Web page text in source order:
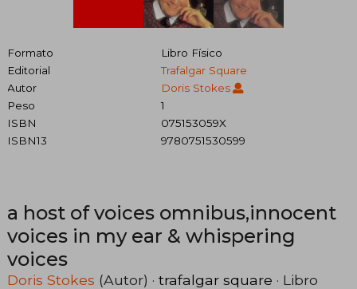
Formato
Libro Físico
Editorial
Trafalgar Square
Autor
Doris Stokes
Peso
1
ISBN
075153059X
ISBN13
9780751530599
a host of voices omnibus,innocent
voices in my ear & whispering
voices
Doris Stokes (Autor) · trafalgar square · Libro